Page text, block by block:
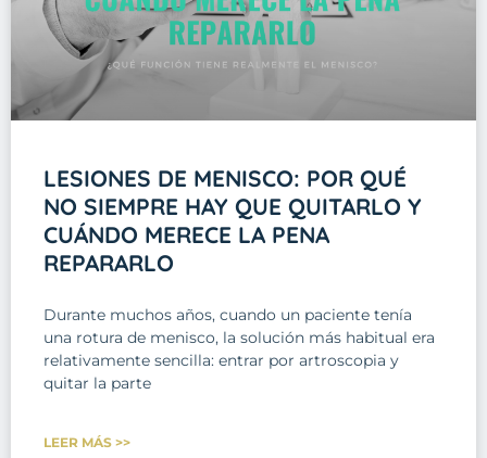
LESIONES DE MENISCO: POR QUÉ
NO SIEMPRE HAY QUE QUITARLO Y
CUÁNDO MERECE LA PENA
REPARARLO
Durante muchos años, cuando un paciente tenía
una rotura de menisco, la solución más habitual era
relativamente sencilla: entrar por artroscopia y
quitar la parte
LEER MÁS >>